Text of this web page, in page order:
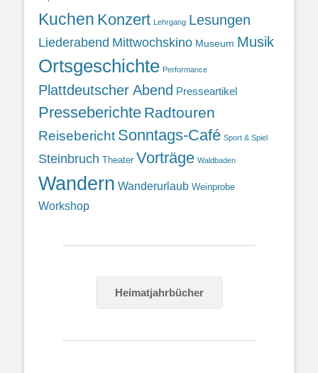
Kuchen Konzert Lehrgang Lesungen
Liederabend Mittwochskino Museum Musik
Ortsgeschichte Performance
Plattdeutscher Abend Presseartikel
Presseberichte Radtouren
Reisebericht Sonntags-Café Sport & Spiel
Steinbruch Theater Vorträge Waldbaden
Wandern Wanderurlaub Weinprobe
Workshop
Heimatjahrbücher